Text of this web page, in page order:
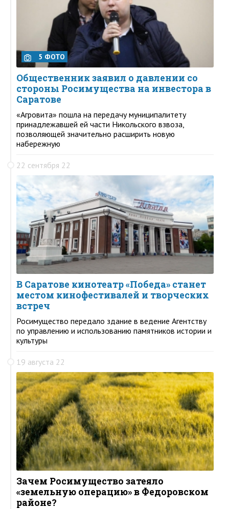
5 ФОТО
Общественник заявил о давлении со
стороны Росимущества на инвестора в
Саратове
«Агровита» пошла на передачу муниципалитету
принадлежавшей ей части Никольского взвоза,
позволяющей значительно расширить новую
набережную
22 сентября 22
В Саратове кинотеатр «Победа» станет
местом кинофестивалей и творческих
встреч
Росимущество передало здание в ведение Агентству
по управлению и использованию памятников истории и
культуры
19 августа 22
Зачем Росимущество затеяло
«земельную операцию» в Федоровском
районе?